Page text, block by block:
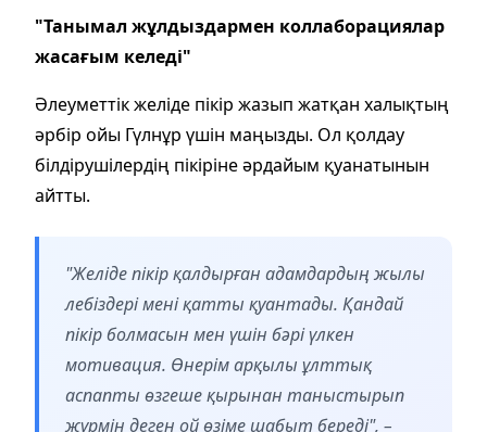
"Танымал жұлдыздармен коллаборациялар
жасағым келеді"
Әлеуметтік желіде пікір жазып жатқан халықтың
әрбір ойы Гүлнұр үшін маңызды. Ол қолдау
білдірушілердің пікіріне әрдайым қуанатынын
айтты.
"Желіде пікір қалдырған адамдардың жылы
лебіздері мені қатты қуантады. Қандай
пікір болмасын мен үшін бәрі үлкен
мотивация. Өнерім арқылы ұлттық
аспапты өзгеше қырынан таныстырып
жүрмін деген ой өзіме шабыт береді", –